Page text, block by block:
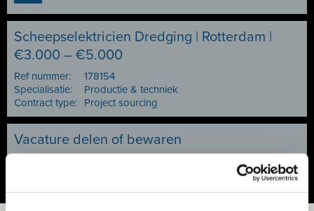
Scheepselektricien Dredging | Rotterdam |
€3.000 – €5.000
Ref nummer:
178154
Specialisatie:
Productie & techniek
Contract type:
Project sourcing
Vacature delen of bewaren